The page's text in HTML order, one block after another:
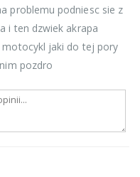
problemu podniesc sie z
i ten dzwiek akrapa
motocykl jaki do tej pory
pozdro